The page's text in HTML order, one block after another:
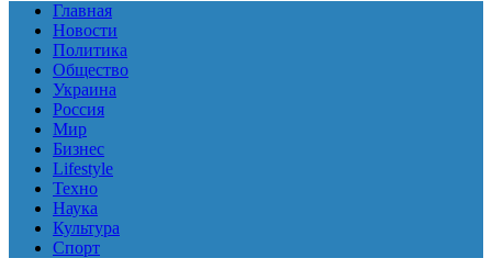
Главная
Новости
Политика
Общество
Украина
Россия
Мир
Бизнес
Lifestyle
Техно
Наука
Культура
Спорт